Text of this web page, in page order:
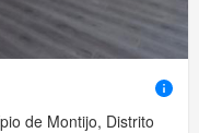
de Montijo, Distrito